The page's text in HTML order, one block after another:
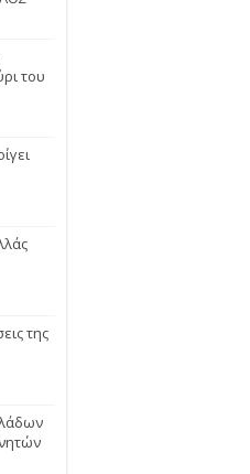
του
της